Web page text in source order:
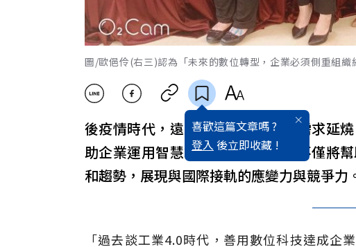
圖/歐俋伶(右三)認為「未來的數位轉型，企業必須側重組織
喜歡這篇文章嗎 ?
登入 後立即收藏 !
後疫情時代，遠距工作、零接觸的需求延
助企業運用智慧製造的數位轉型，不僅將
和趨勢，展現與國際接軌的應變力與競爭力
「過去談工業4.0時代，善用數位科技達成企